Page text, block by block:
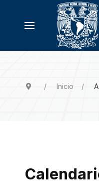
Inicio